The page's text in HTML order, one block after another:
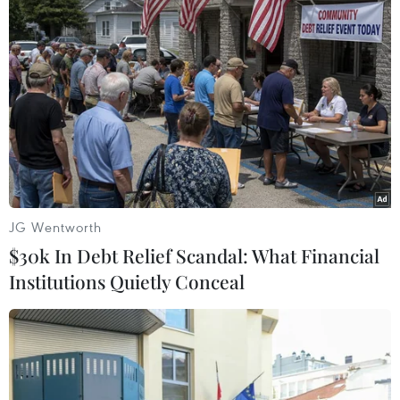
Việt Nam-Thụy Điển:
Triển vọng hợp tác mạnh
mẽ từ tình bạn hơn nửa
thế kỷ
Nhân kỷ niệm 55 năm ngày thiết lập quan hệ
ngoại giao Việt Nam-Thụy Điển, Đại sứ Thụy Điển
tại Việt Nam Ann Måwe đã có bài viết về mối
quan hệ hữu nghị truyền thống, gắn bó khăng khít
giữa hai nước.
(TTXVN/Vietnam+)
JG Wentworth
$30k In Debt Relief Scandal: What Financial
Institutions Quietly Conceal